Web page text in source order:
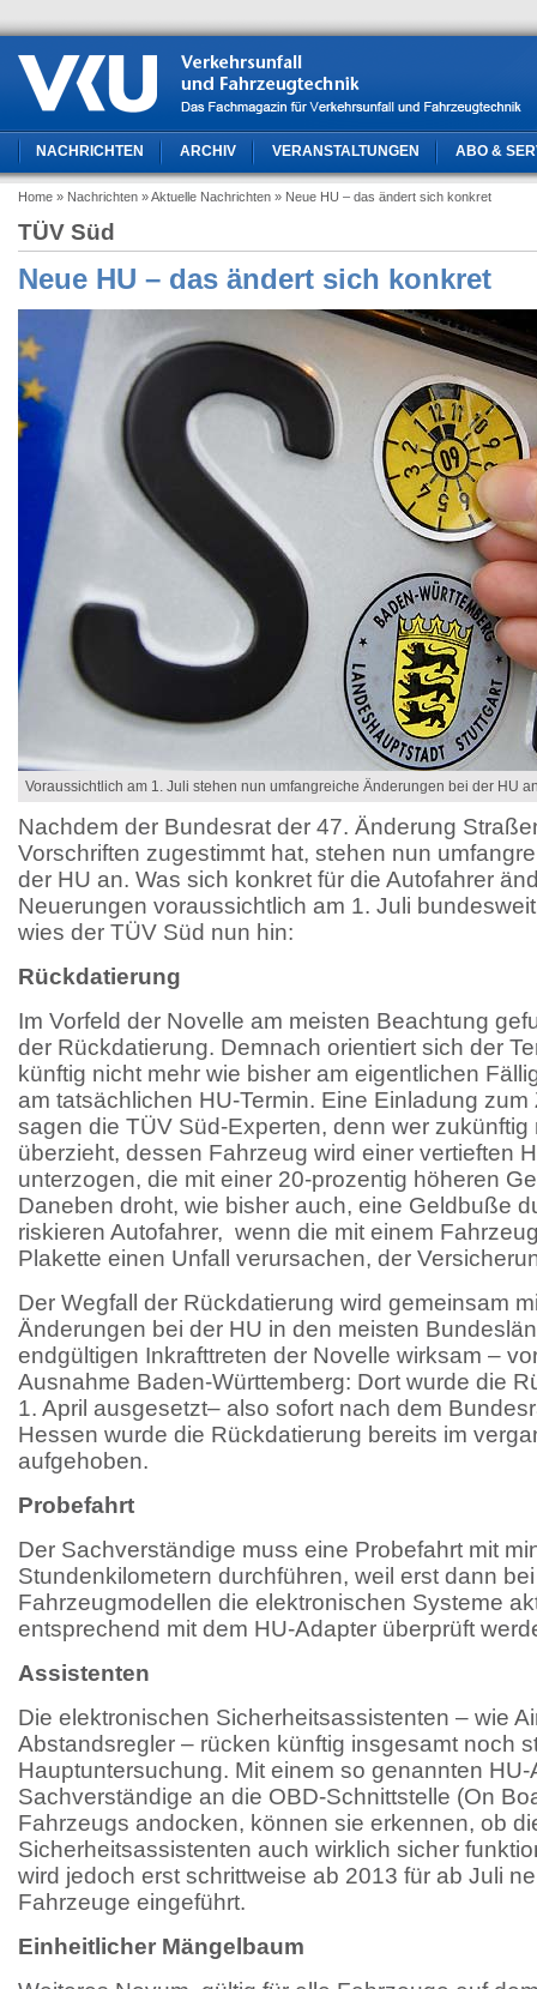
NACHRICHTEN ARCHIV VERANSTALTUNGEN ABO &
Home » Nachrichten » Aktuelle Nachrichten » Neue HU – das ändert sich konkret
TÜV Süd
Neue HU – das ändert sich konkret
Voraussichtlich am 1. Juli stehen nun umfangreiche Änderungen bei der HU
Nachdem der Bundesrat der 47. Änderung
Vorschriften zugestimmt hat, stehen nun
der HU an. Was sich konkret für die Autofahrer
Neuerungen voraussichtlich am 1. Juli
wies der TÜV Süd nun hin:
Rückdatierung
Im Vorfeld der Novelle am meisten Beachtung
der Rückdatierung. Demnach orientiert sich der
künftig nicht mehr wie bisher am eigentlichen
am tatsächlichen HU-Termin. Eine Einladung
sagen die TÜV Süd-Experten, denn wer
überzieht, dessen Fahrzeug wird einer vertieften
unterzogen, die mit einer 20-prozentig höheren
Daneben droht, wie bisher auch, eine Geldbuße
riskieren Autofahrer, wenn die mit einem
Plakette einen Unfall verursachen, der
Der Wegfall der Rückdatierung wird gemeinsam
Änderungen bei der HU in den meisten
endgültigen Inkrafttreten der Novelle wirksam –
Ausnahme Baden-Württemberg: Dort wurde die
1. April ausgesetzt– also sofort nach dem
Hessen wurde die Rückdatierung bereits im
aufgehoben.
Probefahrt
Der Sachverständige muss eine Probefahrt mit
Stundenkilometern durchführen, weil erst dann
Fahrzeugmodellen die elektronischen Systeme
entsprechend mit dem HU-Adapter überprüft
Assistenten
Die elektronischen Sicherheitsassistenten – wie
Abstandsregler – rücken künftig insgesamt noch
Hauptuntersuchung. Mit einem so genannten HU-
Sachverständige an die OBD-Schnittstelle (On
Fahrzeugs andocken, können sie erkennen, ob
Sicherheitsassistenten auch wirklich sicher
wird jedoch erst schrittweise ab 2013 für ab Juli
Fahrzeuge eingeführt.
Einheitlicher Mängelbaum